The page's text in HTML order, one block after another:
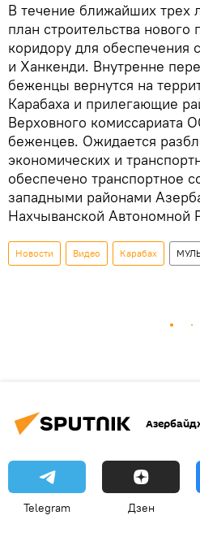
В течение ближайших трех
план строительства
коридору для
и Ханкенди. Внутренне
беженцы вернутся на
Карабаха и прилегающие
Верховного комиссариата
беженцев. Ожидается
экономических и
обеспечено транспортное
западными районами
Нахчыванской Автономной
Новости Видео Карабах
Telegram Дзен